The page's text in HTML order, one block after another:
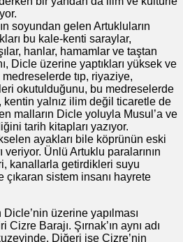
soyundan gelen Artukluların
bu kale-kenti saraylar,
hanlar, hamamlar ve taştan
Dicle üzerine yaptıkları yüksek ve
tıp, riyaziye,
okutulduğunu, bu medreselerde
yalnız ilim değil ticaretle de
malların Dicle yoluyla Musul’a ve
tarih kitapları yazıyor.
ayakları bile köprünün eski
veriyor. Ünlü Artuklu paralarının
kanallarla getirdikleri suyu
sistem insanı hayrete
üzerine yapılması
Barajı. Şırnak’ın aynı adı
Diğeri ise Cizre’nin